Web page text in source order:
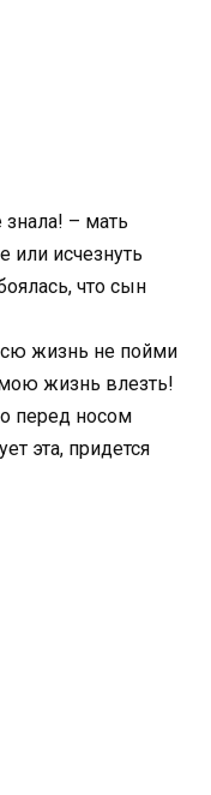
– мать
или исчезнуть
что сын
жизнь не пойми
жизнь влезть!
перед носом
эта, придется